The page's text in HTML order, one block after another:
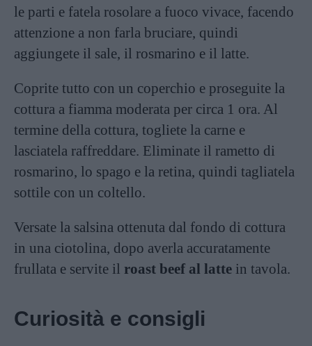
le parti e fatela rosolare a fuoco vivace, facendo
attenzione a non farla bruciare, quindi
aggiungete il sale, il rosmarino e il latte.
Coprite tutto con un coperchio e proseguite la
cottura a fiamma moderata per circa 1 ora. Al
termine della cottura, togliete la carne e
lasciatela raffreddare. Eliminate il rametto di
rosmarino, lo spago e la retina, quindi tagliatela
sottile con un coltello.
Versate la salsina ottenuta dal fondo di cottura
in una ciotolina, dopo averla accuratamente
frullata e servite il roast beef al latte in tavola.
Curiosità e consigli